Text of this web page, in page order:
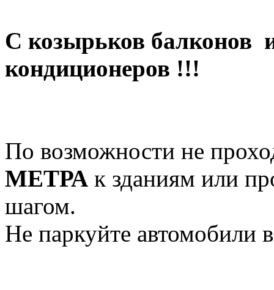
С козырьков балконов
кондиционеров !!!
По возможности не
МЕТРА к зданиям или
шагом.
Не паркуйте автомобили